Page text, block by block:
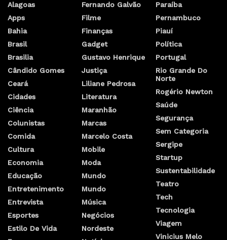
Alagoas
Apps
Bahia
Brasil
Brasilia
Cândido Gomes
Ceará
Cidades
Ciência
Colunistas
Comida
Cultura
Economia
Educação
Entretenimento
Entrevista
Esportes
Estilo De Vida
Fernando Galvão
Filme
Finanças
Gadget
Gustavo Henrique
Justiça
Liliane Pedrosa
Literatura
Maranhão
Marcas
Marcelo Costa
Mobile
Moda
Mundo
Mundo
Música
Negócios
Nordeste
Paraíba
Pernambuco
Piauí
Política
Portugal
Rio Grande Do
Norte
Rogério Newton
Saúde
Segurança
Sem Categoria
Sergipe
Startup
Sustentabilidade
Teatro
Tech
Tecnologia
Viagem
Vinicius Melo